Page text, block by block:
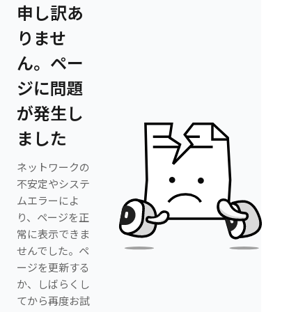
申し訳あ
りませ
ん。ペー
ジに問題
が発生し
ました
ネットワークの
不安定やシステ
ムエラーによ
り、ページを正
常に表示できま
せんでした。ペ
ージを更新する
か、しばらくし
てから再度お試